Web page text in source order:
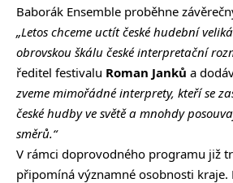
Baborák Ensemble proběhne
„Letos chceme uctít české hudební
obrovskou škálu české interpretační
ředitel festivalu Roman Janků a
zveme mimořádné interprety, kteří se
české hudby ve světě a mnohdy
směrů.“
V rámci doprovodného programu již
připomíná významné osobnosti kraje.